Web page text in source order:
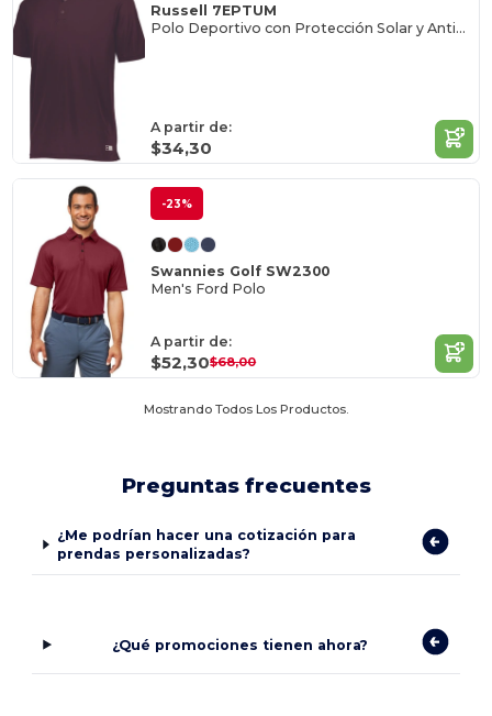
Russell 7EPTUM
Polo Deportivo con Protección Solar y Antiodor
A partir de:
$34,30
-23%
Swannies Golf SW2300
Men's Ford Polo
A partir de:
$52,30$68,00
Mostrando Todos Los Productos.
Preguntas frecuentes
¿Me podrían hacer una cotización para
prendas personalizadas?
¿Qué promociones tienen ahora?